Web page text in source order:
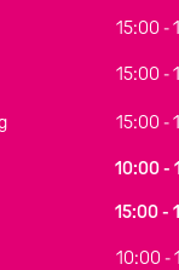
15:00 -
15:00 -
15:00 -
10:00 -
15:00 -
10:00 -